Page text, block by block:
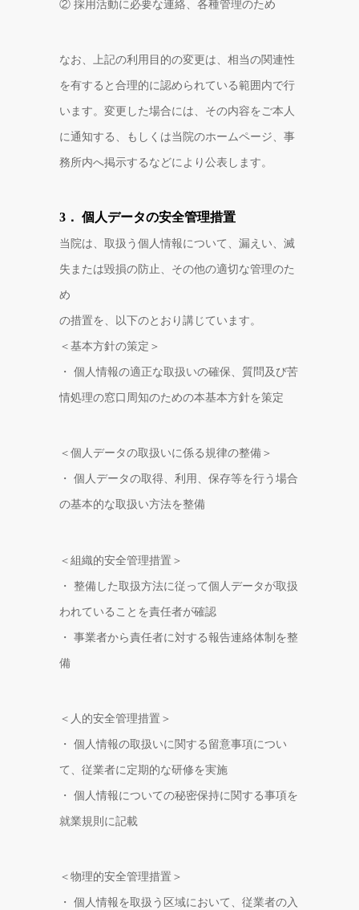
② 採用活動に必要な連絡、各種管理のため
なお、上記の利用目的の変更は、相当の関連性
を有すると合理的に認められている範囲内で行
います。変更した場合には、その内容をご本人
に通知する、もしくは当院のホームページ、事
務所内へ掲示するなどにより公表します。
3． 個人データの安全管理措置
当院は、取扱う個人情報について、漏えい、滅
失または毀損の防止、その他の適切な管理のた
め
の措置を、以下のとおり講じています。
＜基本方針の策定＞
・ 個人情報の適正な取扱いの確保、質問及び苦
情処理の窓口周知のための本基本方針を策定
＜個人データの取扱いに係る規律の整備＞
・ 個人データの取得、利用、保存等を行う場合
の基本的な取扱い方法を整備
＜組織的安全管理措置＞
・ 整備した取扱方法に従って個人データが取扱
われていることを責任者が確認
・ 事業者から責任者に対する報告連絡体制を整
備
＜人的安全管理措置＞
・ 個人情報の取扱いに関する留意事項につい
て、従業者に定期的な研修を実施
・ 個人情報についての秘密保持に関する事項を
就業規則に記載
＜物理的安全管理措置＞
・ 個人情報を取扱う区域において、従業者の入